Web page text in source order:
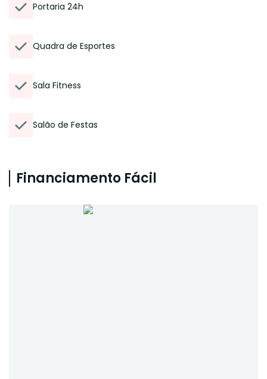
Portaria 24h
Quadra de Esportes
Sala Fitness
Salão de Festas
Financiamento Fácil